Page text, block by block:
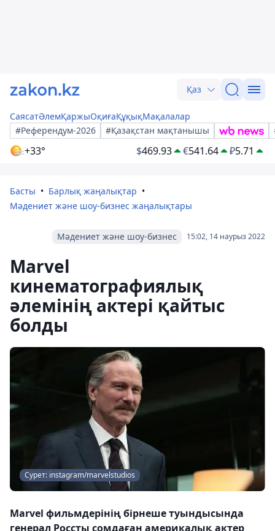
Қаз
СаясатӘлемҚаржыОқиғаҚұқықМақалалар
#Референдум-2026
#Қазақстан мақтанышы
+33° $469.93 €541.64 ₽5.71
Басты
Барлық жаңалықтар
Мәдениет және шоу-бизнес жаңалықтары
15:02, 14 наурыз 2022
Мәдениет және шоу-бизнес
Marvel
кинематографиялық
әлемінің актері қайтыс
болды
Сурет: instagram/marvelstudios
Marvel фильмдерінің бірнеше туындысында
генерал Россты сомдаған америкалық актер